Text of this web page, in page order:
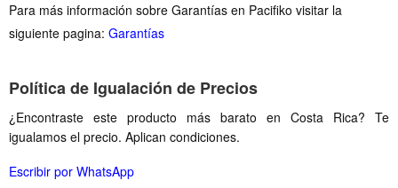
Para más información sobre Garantías en Pacifiko visitar la
siguiente pagina: Garantías
Política de Igualación de Precios
¿Encontraste este producto más barato en Costa Rica? Te
igualamos el precio. Aplican condiciones.
Escribir por WhatsApp